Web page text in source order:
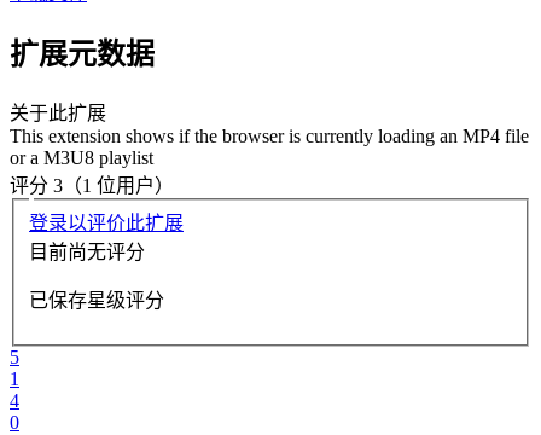
扩展元数据
关于此扩展
This extension shows if the browser is currently loading an MP4 file
or a M3U8 playlist
评分 3（1 位用户）
登录以评价此扩展
目前尚无评分
已保存星级评分
5
1
4
0